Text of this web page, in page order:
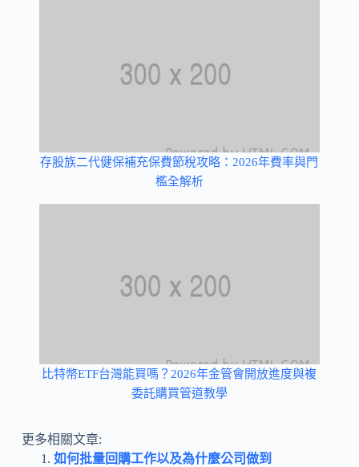
存股族二代健保補充保費節稅攻略：2026年費率與門
檻全解析
比特幣ETF台灣能買嗎？2026年金管會開放進度與複
委託購買管道教學
更多相關文章:
如何批量回購工作以及為什麼公司做到